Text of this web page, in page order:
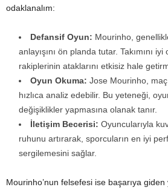
odaklanalım:
Defansif Oyun: Mourinho,
anlayışını ön planda tutar. Takımını
rakiplerinin ataklarını etkisiz hale
Oyun Okuma: Jose Mourinho,
hızlıca analiz edebilir. Bu yeteneği,
değişiklikler yapmasına olanak tanır.
İletişim Becerisi: Oyuncularıyla
ruhunu artırarak, sporcuların en iyi
sergilemesini sağlar.
Mourinho’nun felsefesi ise başarıya